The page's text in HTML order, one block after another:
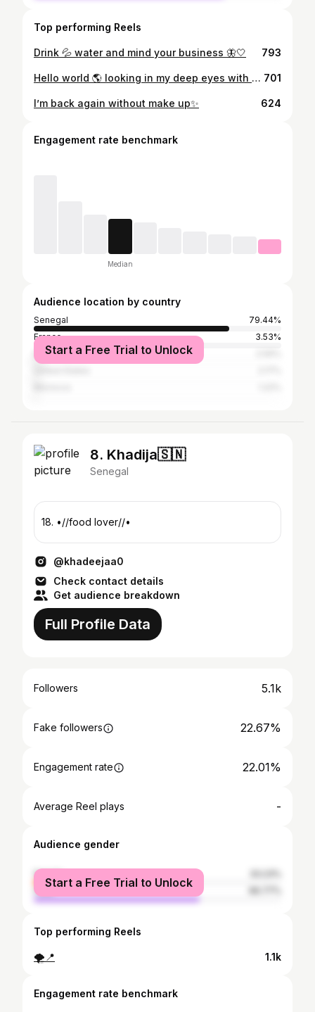
Top performing Reels
Drink 💦 water and mind your business 🦋🤍 793
Hello world 🌎 looking in my deep eyes with 8 photos❤️ faites défiler 👉🏽 701
I’m back again without make up✨ 624
Engagement rate benchmark
Median
Audience location by country
Senegal
79.44%
France
3.53%
ItalyStart a Free Trial to Unlock
8. Khadija🇸🇳
Senegal
18. •//food lover//•
@khadeejaa0
Check contact details
Get audience breakdown
Full Profile Data
Followers 5.1k
Fake followers 22.67%
Engagement rate 22.01%
Average Reel plays -
Audience gender
female
male
Start a Free Trial to Unlock
Top performing Reels
🌪📍 1.1k
Engagement rate benchmark